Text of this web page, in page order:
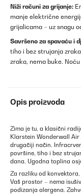
Niži računi za grijanje:
manje električne
grijalicama – uz snagu
Savršeno za spavaću i
tiho i bez strujanja
zraka, nema buke.
Opis proizvoda
Zima je tu, a klasični
Klarstein Wonderwall
drugačiji način.
površine, tiho i bez
dana. Ugodna toplina
Za razliku od
Vaš prostor – nema
podizanja alergena.